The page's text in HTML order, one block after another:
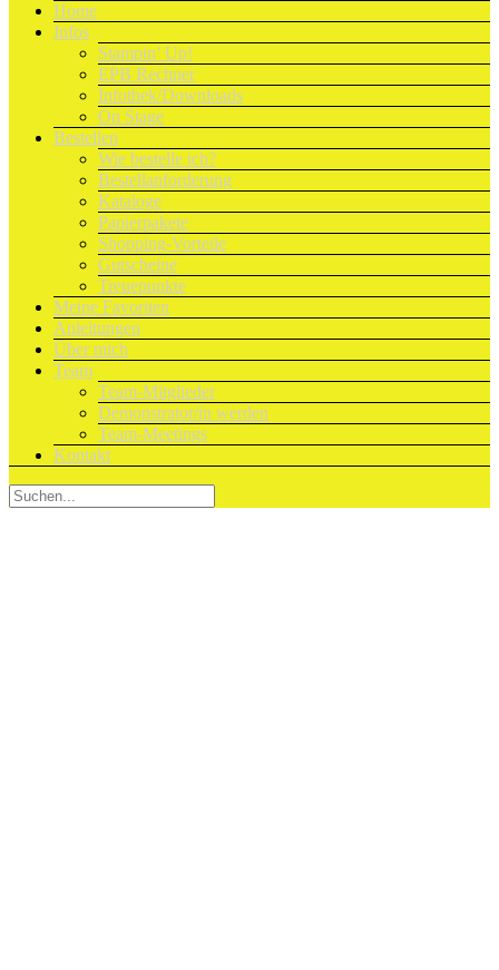
Home
Infos
Stampin’ Up!
EPB Rechner
Infothek/Downloads
On Stage
Bestellen
Wie bestelle ich?
Bestellanforderung
Kataloge
Papierpakete
Shopping-Vorteile
Gutscheine
Treuepunkte
Meine Favoriten
Anleitungen
Über mich
Team
Team-Mitglieder
Demonstrator/in werden
Team-Meetings
Kontakt